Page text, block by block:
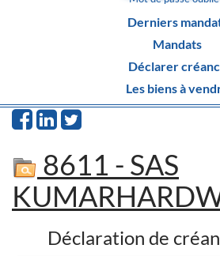
Derniers
Mandats
Déclarer
Les biens à
8611 - SAS
Déclaration de